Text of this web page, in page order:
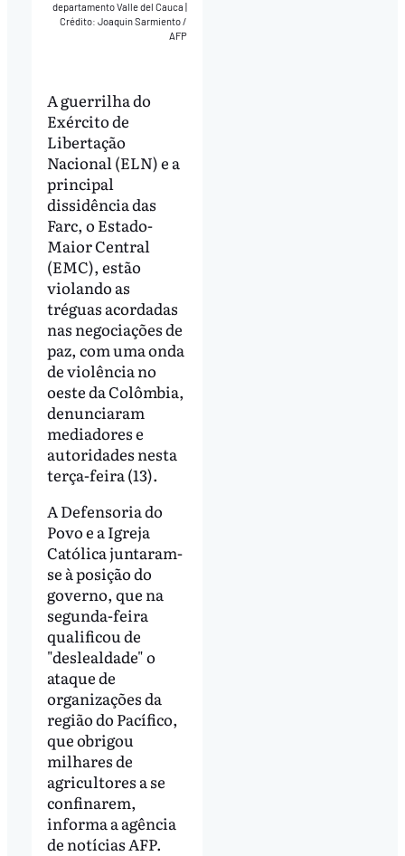
departamento Valle del Cauca
Crédito: Joaquin Sarmiento /
AFP
A guerrilha do
Exército de
Libertação
Nacional (ELN) e a
principal
dissidência das
Farc, o Estado-
Maior Central
(EMC), estão
violando as
tréguas acordadas
nas negociações de
paz, com uma onda
de violência no
oeste da Colômbia,
denunciaram
mediadores e
autoridades nesta
terça-feira (13).
A Defensoria do
Povo e a Igreja
Católica juntaram-
se à posição do
governo, que na
segunda-feira
qualificou de
"deslealdade" o
ataque de
organizações da
região do Pacífico,
que obrigou
milhares de
agricultores a se
confinarem,
informa a agência
de notícias AFP.